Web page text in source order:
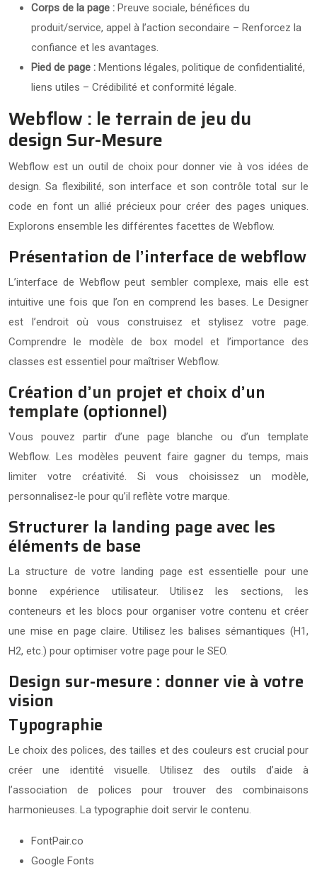
Corps de la page : Preuve sociale, bénéfices du
produit/service, appel à l’action secondaire – Renforcez la
confiance et les avantages.
Pied de page : Mentions légales, politique de confidentialité,
liens utiles – Crédibilité et conformité légale.
Webflow : le terrain de jeu du
design Sur-Mesure
Webflow est un outil de choix pour donner vie à vos idées de
design. Sa flexibilité, son interface et son contrôle total sur le
code en font un allié précieux pour créer des pages uniques.
Explorons ensemble les différentes facettes de Webflow.
Présentation de l’interface de webflow
L’interface de Webflow peut sembler complexe, mais elle est
intuitive une fois que l’on en comprend les bases. Le Designer
est l’endroit où vous construisez et stylisez votre page.
Comprendre le modèle de box model et l’importance des
classes est essentiel pour maîtriser Webflow.
Création d’un projet et choix d’un
template (optionnel)
Vous pouvez partir d’une page blanche ou d’un template
Webflow. Les modèles peuvent faire gagner du temps, mais
limiter votre créativité. Si vous choisissez un modèle,
personnalisez-le pour qu’il reflète votre marque.
Structurer la landing page avec les
éléments de base
La structure de votre landing page est essentielle pour une
bonne expérience utilisateur. Utilisez les sections, les
conteneurs et les blocs pour organiser votre contenu et créer
une mise en page claire. Utilisez les balises sémantiques (H1,
H2, etc.) pour optimiser votre page pour le SEO.
Design sur-mesure : donner vie à votre
vision
Typographie
Le choix des polices, des tailles et des couleurs est crucial pour
créer une identité visuelle. Utilisez des outils d’aide à
l’association de polices pour trouver des combinaisons
harmonieuses. La typographie doit servir le contenu.
FontPair.co
Google Fonts